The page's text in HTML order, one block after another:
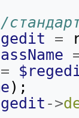
=
=
);
->